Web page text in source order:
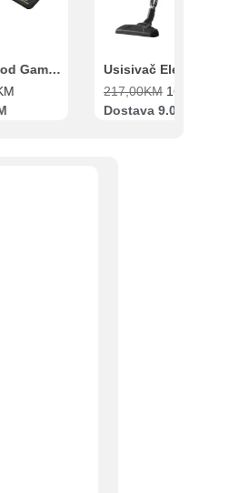
Gaming set Good Game Tastatura, Miš, Slušalice i podloga za miš
217,00KM 169,00
Dostava 9.00KM